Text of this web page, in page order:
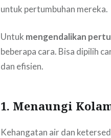
untuk pertumbuhan mereka.
Untuk mengendalikan
beberapa cara. Bisa dipilih
dan efisien.
1. Menaungi
Kehangatan air dan